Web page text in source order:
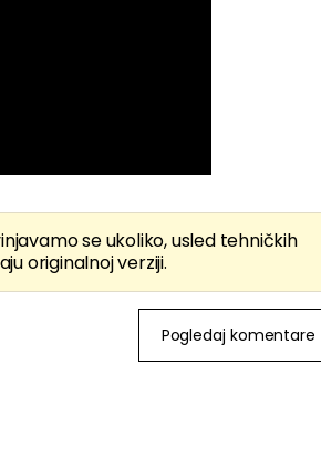
se ukoliko, usled tehničkih
originalnoj verziji.
Pogledaj komentare